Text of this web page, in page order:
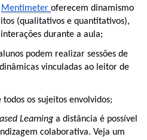
Mentimeter oferecem dinamismo
(qualitativos e quantitativos),
durante a aula;
podem realizar sessões de
vinculadas ao leitor de
os sujeitos envolvidos;
Learning a distância é possível
colaborativa. Veja um